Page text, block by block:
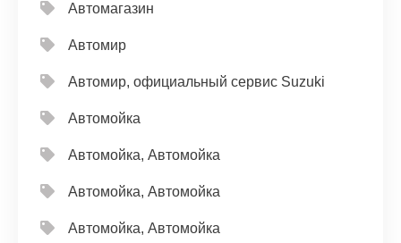
Автомагазин
Автомир
Автомир, официальный сервис Suzuki
Автомойка
Автомойка, Автомойка
Автомойка, Автомойка
Автомойка, Автомойка